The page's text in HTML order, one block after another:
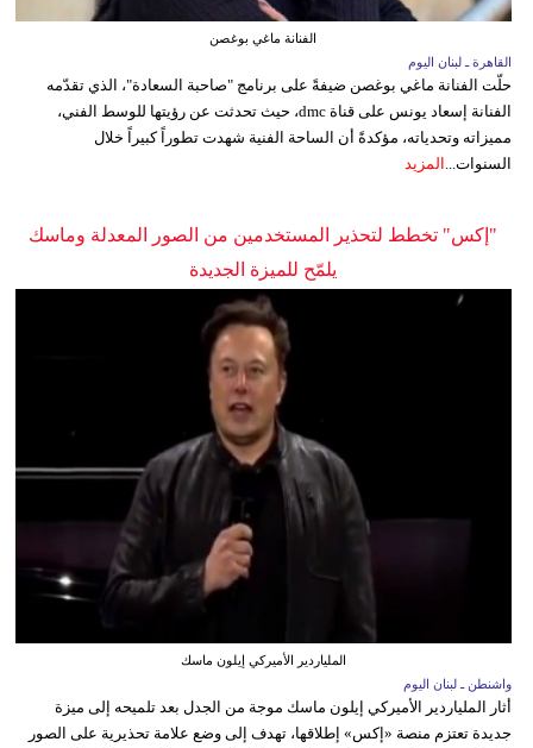
الفنانة ماغي بوغصن
القاهرة ـ لبنان اليوم
حلّت الفنانة ماغي بوغصن ضيفةً على برنامج "صاحبة السعادة"، الذي تقدّمه
الفنانة إسعاد يونس على قناة dmc، حيث تحدثت عن رؤيتها للوسط الفني،
مميزاته وتحدياته، مؤكدةً أن الساحة الفنية شهدت تطوراً كبيراً خلال
السنوات...
المزيد
"إكس" تخطط لتحذير المستخدمين من الصور المعدلة وماسك
يلمّح للميزة الجديدة
الملياردير الأميركي إيلون ماسك
واشنطن ـ لبنان اليوم
أثار الملياردير الأميركي إيلون ماسك موجة من الجدل بعد تلميحه إلى ميزة
جديدة تعتزم منصة «إكس» إطلاقها، تهدف إلى وضع علامة تحذيرية على الصور